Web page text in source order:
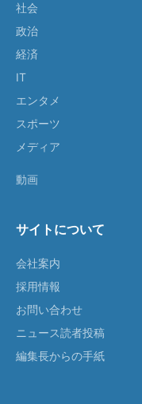
社会
政治
経済
IT
エンタメ
スポーツ
メディア
動画
サイトについて
会社案内
採用情報
お問い合わせ
ニュース読者投稿
編集長からの手紙